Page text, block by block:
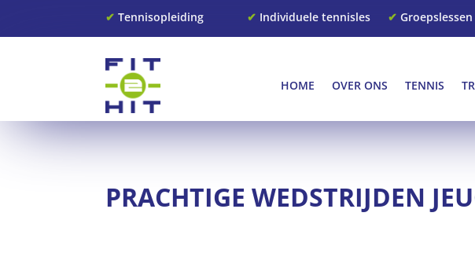
✔ Tennisopleiding ✔ Individuele tennisles ✔ Groepslessen
HOME OVER ONS TENNIS
PRACHTIGE WEDSTRIJDEN